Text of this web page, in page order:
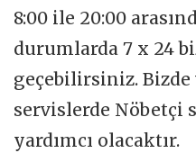
8:00 ile 20:00
durumlarda 7 x 24
geçebilirsiniz. Bizde
servislerde Nöbetçi
yardımcı olacaktır.